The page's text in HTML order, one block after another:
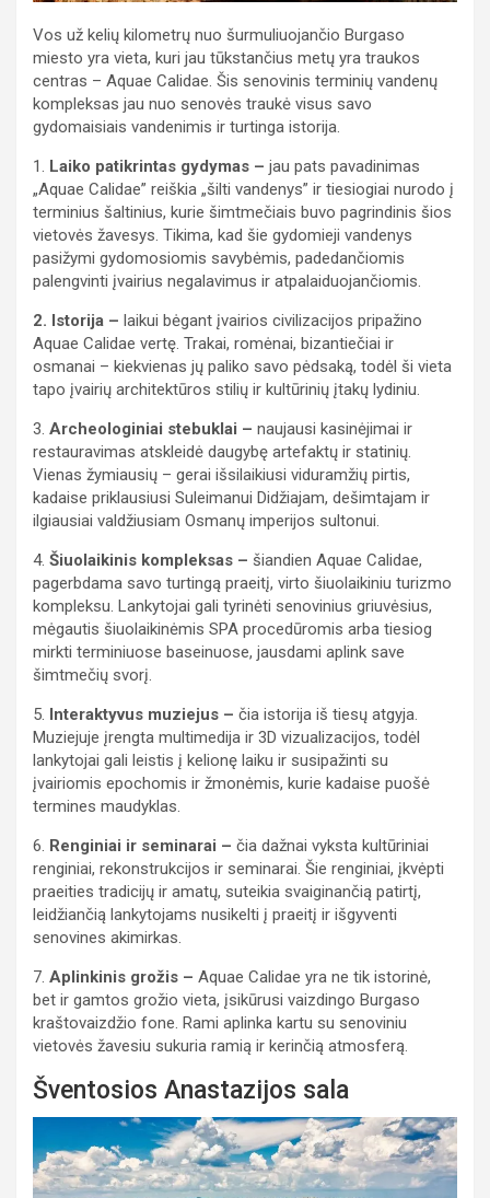
Vos už kelių kilometrų nuo šurmuliuojančio Burgaso
miesto yra vieta, kuri jau tūkstančius metų yra traukos
centras – Aquae Calidae. Šis senovinis terminių vandenų
kompleksas jau nuo senovės traukė visus savo
gydomaisiais vandenimis ir turtinga istorija.
1. Laiko patikrintas gydymas – jau pats pavadinimas
„Aquae Calidae” reiškia „šilti vandenys” ir tiesiogiai nurodo į
terminius šaltinius, kurie šimtmečiais buvo pagrindinis šios
vietovės žavesys. Tikima, kad šie gydomieji vandenys
pasižymi gydomosiomis savybėmis, padedančiomis
palengvinti įvairius negalavimus ir atpalaiduojančiomis.
2. Istorija – laikui bėgant įvairios civilizacijos pripažino
Aquae Calidae vertę. Trakai, romėnai, bizantiečiai ir
osmanai – kiekvienas jų paliko savo pėdsaką, todėl ši vieta
tapo įvairių architektūros stilių ir kultūrinių įtakų lydiniu.
3. Archeologiniai stebuklai – naujausi kasinėjimai ir
restauravimas atskleidė daugybę artefaktų ir statinių.
Vienas žymiausių – gerai išsilaikiusi viduramžių pirtis,
kadaise priklausiusi Suleimanui Didžiajam, dešimtajam ir
ilgiausiai valdžiusiam Osmanų imperijos sultonui.
4. Šiuolaikinis kompleksas – šiandien Aquae Calidae,
pagerbdama savo turtingą praeitį, virto šiuolaikiniu turizmo
kompleksu. Lankytojai gali tyrinėti senovinius griuvėsius,
mėgautis šiuolaikinėmis SPA procedūromis arba tiesiog
mirkti terminiuose baseinuose, jausdami aplink save
šimtmečių svorį.
5. Interaktyvus muziejus – čia istorija iš tiesų atgyja.
Muziejuje įrengta multimedija ir 3D vizualizacijos, todėl
lankytojai gali leistis į kelionę laiku ir susipažinti su
įvairiomis epochomis ir žmonėmis, kurie kadaise puošė
termines maudyklas.
6. Renginiai ir seminarai – čia dažnai vyksta kultūriniai
renginiai, rekonstrukcijos ir seminarai. Šie renginiai, įkvėpti
praeities tradicijų ir amatų, suteikia svaiginančią patirtį,
leidžiančią lankytojams nusikelti į praeitį ir išgyventi
senovines akimirkas.
7. Aplinkinis grožis – Aquae Calidae yra ne tik istorinė,
bet ir gamtos grožio vieta, įsikūrusi vaizdingo Burgaso
kraštovaizdžio fone. Rami aplinka kartu su senoviniu
vietovės žavesiu sukuria ramią ir kerinčią atmosferą.
Šventosios Anastazijos sala